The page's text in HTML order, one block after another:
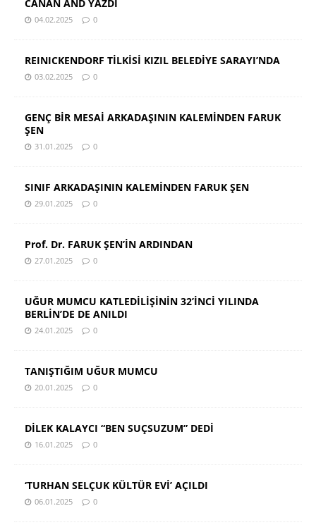
CANAN AND YAZDI
04.02.2025 0
REINICKENDORF TİLKİSİ KIZIL BELEDİYE SARAYI’NDA
03.02.2025 0
GENÇ BİR MESAİ ARKADAŞININ KALEMİNDEN FARUK
ŞEN
31.01.2025 0
SINIF ARKADAŞININ KALEMİNDEN FARUK ŞEN
29.01.2025 0
Prof. Dr. FARUK ŞEN’İN ARDINDAN
27.01.2025 0
UĞUR MUMCU KATLEDİLİŞİNİN 32’İNCİ YILINDA
BERLİN’DE DE ANILDI
24.01.2025 0
TANIŞTIĞIM UĞUR MUMCU
20.01.2025 0
DİLEK KALAYCI “BEN SUÇSUZUM” DEDİ
16.01.2025 0
‘TURHAN SELÇUK KÜLTÜR EVİ’ AÇILDI
06.01.2025 0